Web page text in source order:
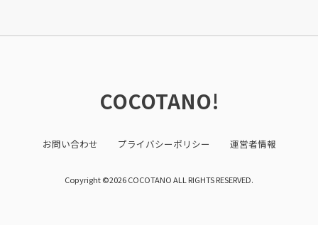
COCOTANO!
お問い合わせ プライバシーポリシー 運営者情報
Copyright ©2026 COCOTANO ALL RIGHTS RESERVED.